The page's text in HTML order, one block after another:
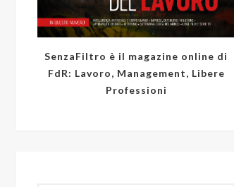
SenzaFiltro è il magazine online di
FdR: Lavoro, Management, Libere
Professioni